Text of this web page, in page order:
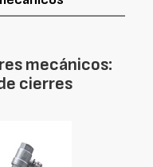
mecánicos:
cierres